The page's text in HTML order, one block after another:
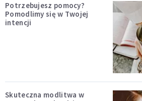
Potrzebujesz pomocy?
Pomodlimy się w Twojej
intencji
Skuteczna modlitwa w